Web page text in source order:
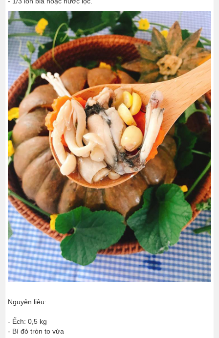
Nguyên liệu:
- Ếch: 0,5 kg
- Bí đỏ tròn to vừa